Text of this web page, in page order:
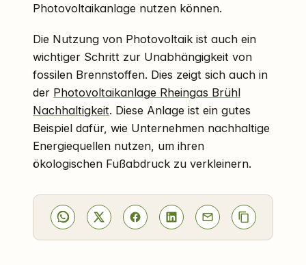
Photovoltaikanlage nutzen können.
Die Nutzung von Photovoltaik ist auch ein
wichtiger Schritt zur Unabhängigkeit von
fossilen Brennstoffen. Dies zeigt sich auch in
der Photovoltaikanlage Rheingas Brühl
Nachhaltigkeit. Diese Anlage ist ein gutes
Beispiel dafür, wie Unternehmen nachhaltige
Energiequellen nutzen, um ihren
ökologischen Fußabdruck zu verkleinern.